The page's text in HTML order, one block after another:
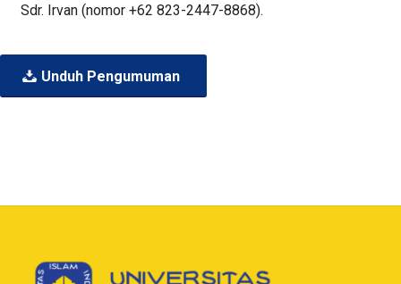
Sdr. Irvan (nomor +62 823-2447-8868).
Unduh Pengumuman